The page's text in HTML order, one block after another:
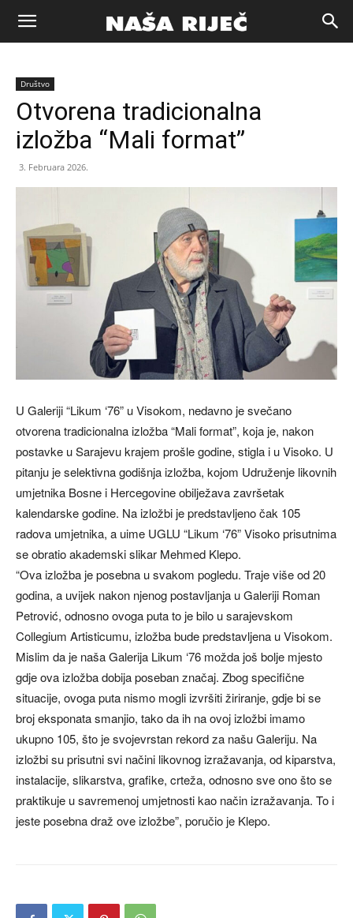
Naša
riječ
Društvo
Otvorena tradicionalna
izložba “Mali format”
3. Februara 2026.
U Galeriji “Likum ‘76” u Visokom, nedavno je svečano
otvorena tradicionalna izložba “Mali format”, koja je, nakon
postavke u Sarajevu krajem prošle godine, stigla i u Visoko. U
pitanju je selektivna godišnja izložba, kojom Udruženje likovnih
umjetnika Bosne i Hercegovine obilježava završetak
kalendarske godine. Na izložbi je predstavljeno čak 105
radova umjetnika, a uime UGLU “Likum ‘76” Visoko prisutnima
se obratio akademski slikar Mehmed Klepo.
“Ova izložba je posebna u svakom pogledu. Traje više od 20
godina, a uvijek nakon njenog postavljanja u Galeriji Roman
Petrović, odnosno ovoga puta to je bilo u sarajevskom
Collegium Artisticumu, izložba bude predstavljena u Visokom.
Mislim da je naša Galerija Likum ‘76 možda još bolje mjesto
gdje ova izložba dobija poseban značaj. Zbog specifične
situacije, ovoga puta nismo mogli izvršiti žiriranje, gdje bi se
broj eksponata smanjio, tako da ih na ovoj izložbi imamo
ukupno 105, što je svojevrstan rekord za našu Galeriju. Na
izložbi su prisutni svi načini likovnog izražavanja, od kiparstva,
instalacije, slikarstva, grafike, crteža, odnosno sve ono što se
praktikuje u savremenoj umjetnosti kao način izražavanja. To i
jeste posebna draž ove izložbe”, poručio je Klepo.